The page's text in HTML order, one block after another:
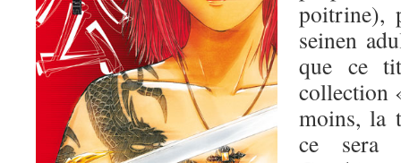
poitrine),
seinen
que ce
collection
moins, la
ce sera